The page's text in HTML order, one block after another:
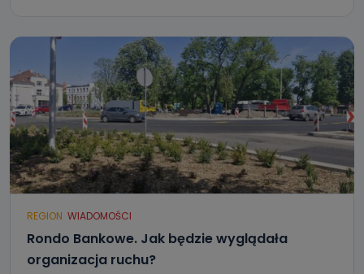
REGION WIADOMOŚCI
Rondo Bankowe. Jak będzie wyglądała
organizacja ruchu?